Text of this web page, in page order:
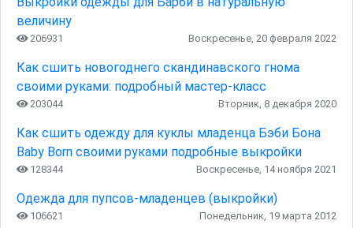
величину
206931 Воскресенье, 20 февраля 2022
Как сшить новогоднего скандинавского гнома
своими руками: подробный мастер-класс
203044 Вторник, 8 декабря 2020
Как сшить одежду для куклы младенца Бэби Бона
Baby Born своими руками подробные выкройки
128344 Воскресенье, 14 ноября 2021
Одежда для пупсов-младенцев (выкройки)
106621 Понедельник, 19 марта 2012